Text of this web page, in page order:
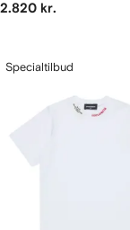
2.820 kr.
Specialtilbud